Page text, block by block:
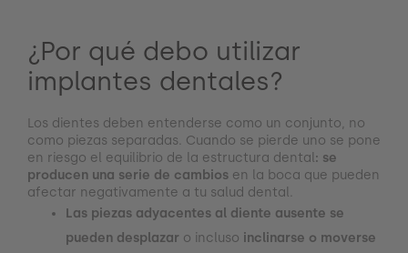
¿Por qué debo utilizar
implantes dentales?
Los dientes deben entenderse como un conjunto, no
como piezas separadas. Cuando se pierde uno se pone
en riesgo el equilibrio de la estructura dental : se
producen una serie de cambios en la boca que pueden
afectar negativamente a tu salud dental.
Las piezas adyacentes al diente ausente se
pueden desplazar o incluso inclinarse o moverse